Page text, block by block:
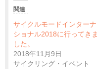
関連
サイクルモードインターナ
ショナル2018に行ってきま
した。
2018年11月9日
サイクリング・イベント